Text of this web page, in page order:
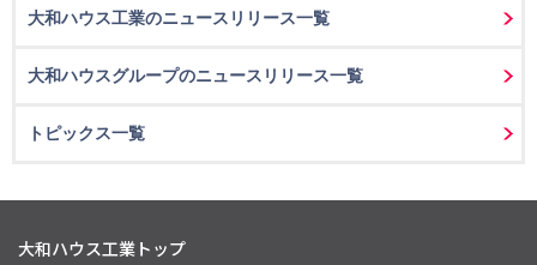
大和ハウス工業のニュースリリース一覧
大和ハウスグループのニュースリリース一覧
トピックス一覧
大和ハウス工業トップ